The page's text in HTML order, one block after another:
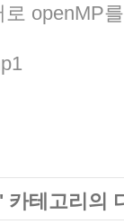
openMP
' 카테고리의